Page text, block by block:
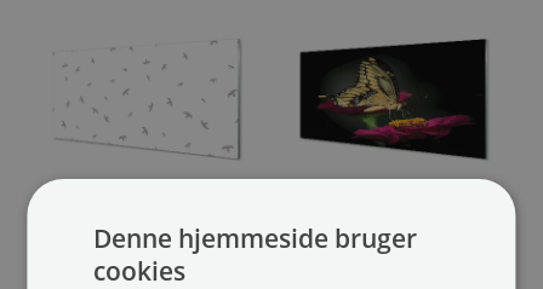
Akryl billede
Grå fugle(#oah-238783218)
Billede på akrylglas
Denne hjemmeside bruger
cookies